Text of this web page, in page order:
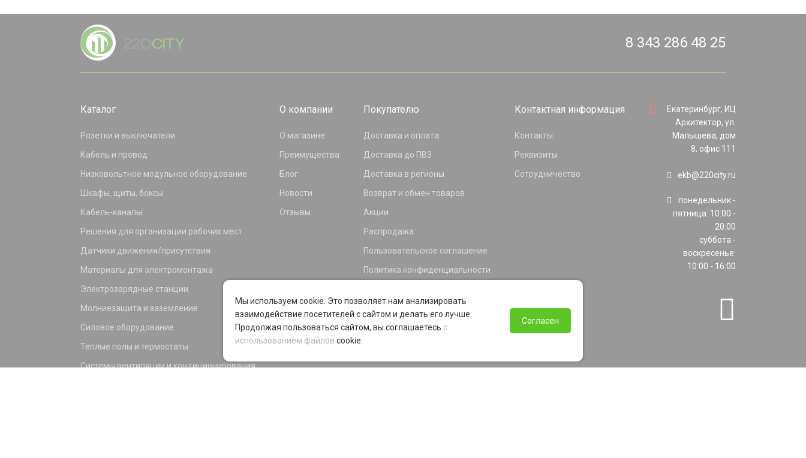
8 343 286 48 25
Каталог
Розетки и выключатели
Кабель и провод
Низковольтное модульное оборудование
Шкафы, щиты, боксы
Кабель-каналы
Решения для организации рабочих мест
Датчики движения/присутствия
Материалы для электромонтажа
Электрозарядные станции
Молниезащита и заземление
Силовое оборудование
Теплые полы и термостаты
Системы вентиляции и кондиционирования
О компании
О магазине
Преимущества
Блог
Новости
Отзывы
Покупателю
Доставка и оплата
Доставка до ПВЗ
Доставка в регионы
Возврат и обмен товаров
Акции
Распродажа
Пользовательское соглашение
Политика конфиденциальности
Программа лояльности
Контактная информация
Контакты
Реквизиты
Сотрудничество
Екатеринбург, ИЦ
Архитектор, ул.
Малышева, дом
8, офис 111
ekb@220city.ru
понедельник -
пятница: 10:00 -
20:00
суббота -
воскресенье:
10:00 - 16:00
Мы используем cookie. Это позволяет нам анализировать
взаимодействие посетителей с сайтом и делать его лучше.
Продолжая пользоваться сайтом, вы соглашаетесь с
использованием файлов cookie.
Согласен